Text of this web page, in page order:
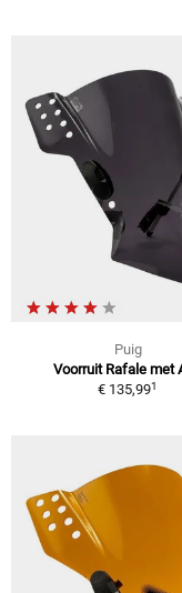
Puig
Voorruit Rafale met
€ 135,991